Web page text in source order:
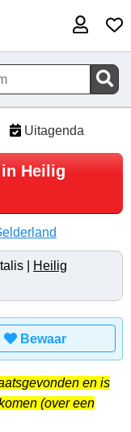
Uitagenda
Heilig
|
Heilig
Bewaar
en is
(over een